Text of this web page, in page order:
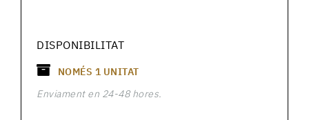
DISPONIBILITAT
NOMÉS 1 UNITAT
Enviament en 24-48 hores.